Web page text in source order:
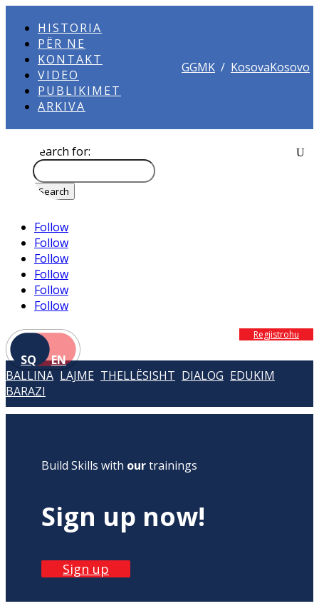
HISTORIA
PËR NE
KONTAKT
VIDEO
PUBLIKIMET
ARKIVA
GGMK / KosovaKosovo
Search for:
Follow
Follow
Follow
Follow
Follow
Follow
SQ EN
Regjistrohu
BALLINA LAJME THELLËSISHT DIALOG EDUKIM
BARAZI
Build Skills with ourtrainings
Sign up now!
Sign up